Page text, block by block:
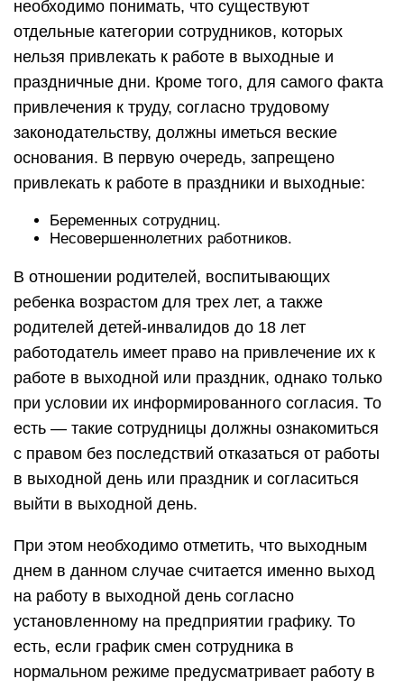
необходимо понимать, что существуют
отдельные категории сотрудников, которых
нельзя привлекать к работе в выходные и
праздничные дни. Кроме того, для самого факта
привлечения к труду, согласно трудовому
законодательству, должны иметься веские
основания. В первую очередь, запрещено
привлекать к работе в праздники и выходные:
Беременных сотрудниц.
Несовершеннолетних работников.
В отношении родителей, воспитывающих
ребенка возрастом для трех лет, а также
родителей детей-инвалидов до 18 лет
работодатель имеет право на привлечение их к
работе в выходной или праздник, однако только
при условии их информированного согласия. То
есть — такие сотрудницы должны ознакомиться
с правом без последствий отказаться от работы
в выходной день или праздник и согласиться
выйти в выходной день.
При этом необходимо отметить, что выходным
днем в данном случае считается именно выход
на работу в выходной день согласно
установленному на предприятии графику. То
есть, если график смен сотрудника в
нормальном режиме предусматривает работу в